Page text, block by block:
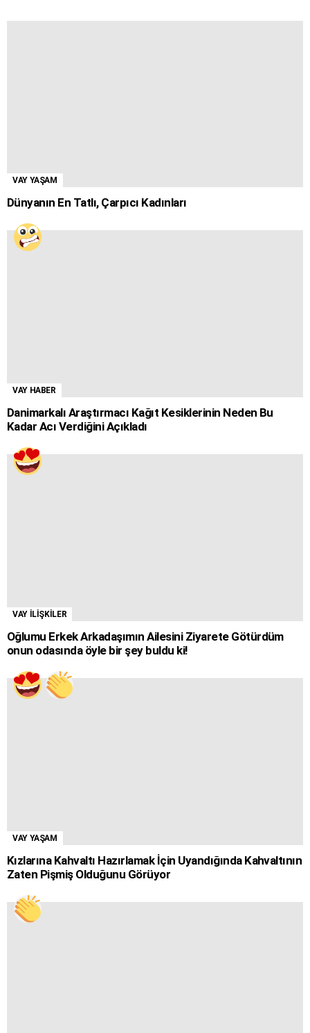
VAY YAŞAM
Dünyanın En Tatlı, Çarpıcı Kadınları
VAY HABER
Danimarkalı Araştırmacı Kağıt Kesiklerinin Neden Bu
Kadar Acı Verdiğini Açıkladı
VAY İLİŞKİLER
Oğlumu Erkek Arkadaşımın Ailesini Ziyarete Götürdüm
onun odasında öyle bir şey buldu ki!
VAY YAŞAM
Kızlarına Kahvaltı Hazırlamak İçin Uyandığında Kahvaltının
Zaten Pişmiş Olduğunu Görüyor